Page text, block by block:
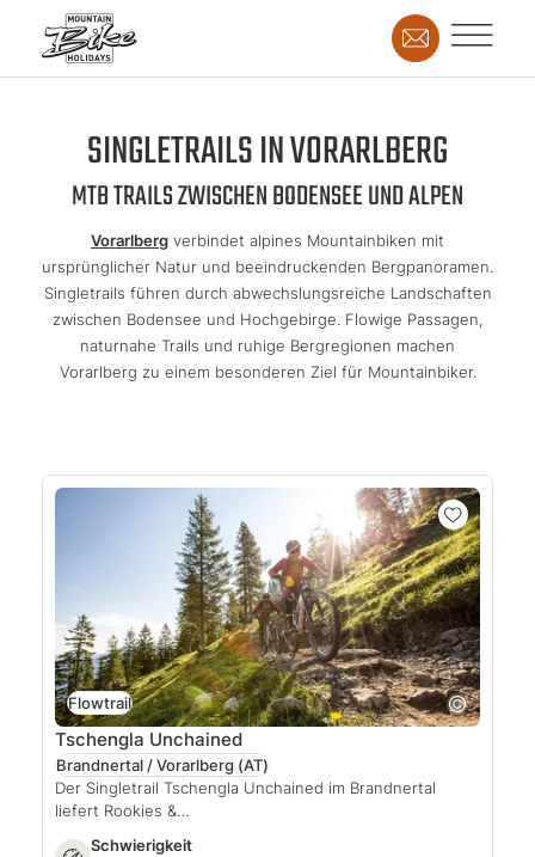
SINGLETRAILS IN VORARLBERG
MTB TRAILS ZWISCHEN BODENSEE UND ALPEN
Vorarlberg verbindet alpines Mountainbiken mit
ursprünglicher Natur und beeindruckenden Bergpanoramen.
Singletrails führen durch abwechslungsreiche Landschaften
zwischen Bodensee und Hochgebirge. Flowige Passagen,
naturnahe Trails und ruhige Bergregionen machen
Vorarlberg zu einem besonderen Ziel für Mountainbiker.
Flowtrail
Tschengla Unchained
Brandnertal / Vorarlberg (AT)
Der Singletrail Tschengla Unchained im Brandnertal
liefert Rookies &…
Schwierigkeit